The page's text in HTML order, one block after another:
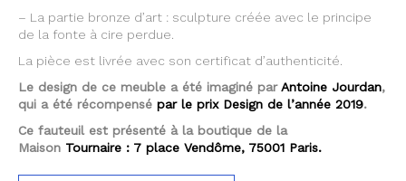
– La partie bronze d’art : sculpture créée avec le principe
de la fonte à cire perdue.
La pièce est livrée avec son certificat d’authenticité.
Le design de ce meuble a été imaginé parAntoine Jourdan,
qui a été récompensé par le prix Design de l’année 2019.
Ce fauteuil est présenté à la boutique de la
Maison Tournaire : 7 place Vendôme, 75001 Paris.